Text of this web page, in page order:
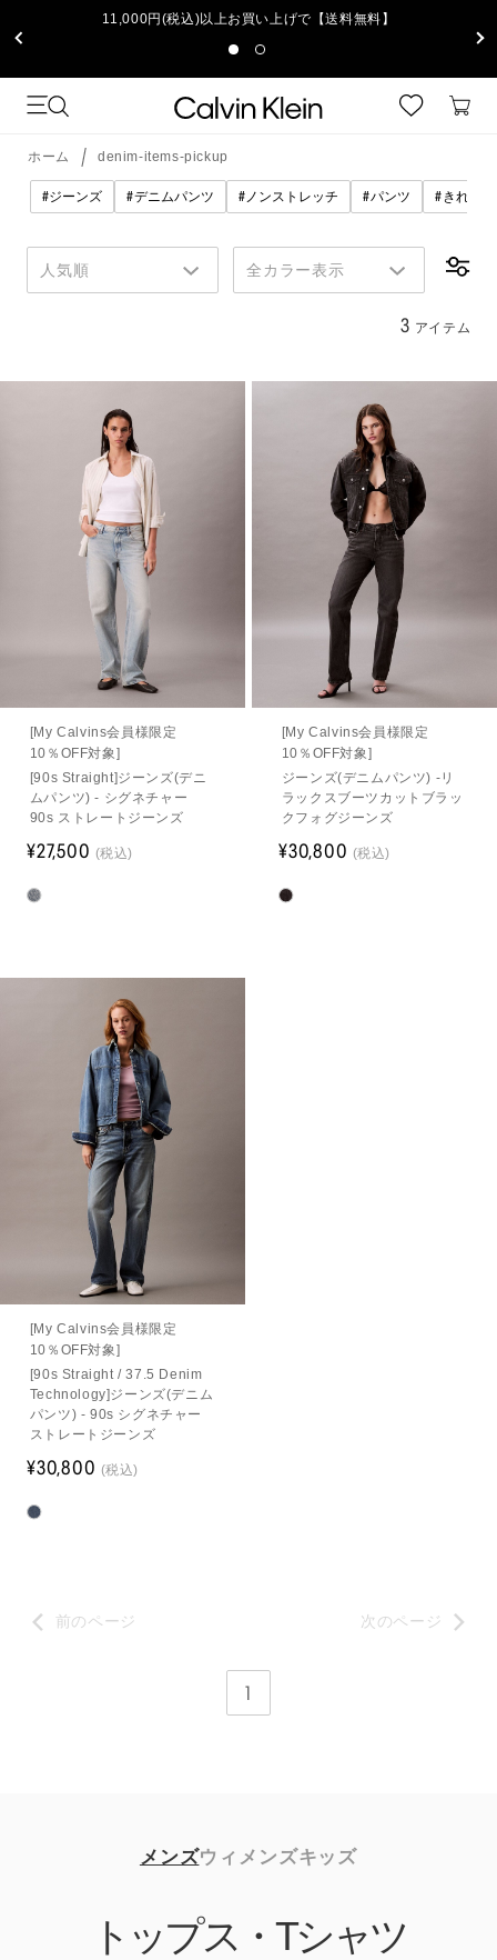
11,000円(税込)以上お買い上げで【送料無料】
ホーム denim-items-pickup
#ジーンズ #デニムパンツ # ノンストレッチ #パンツ # きれい
人気順 全カラー表示
3 アイテム
[My Calvins会員様限定
10％OFF対象]
[90s Straight]ジーンズ(デニ
ムパンツ) - シグネチャー
90s ストレートジーンズ
¥27,500 (税込)
[My Calvins会員様限定
10％OFF対象]
ジーンズ(デニムパンツ) -リ
ラックスブーツカットブラッ
クフォグジーンズ
¥30,800 (税込)
[My Calvins会員様限定
10％OFF対象]
[90s Straight / 37.5 Denim
Technology]ジーンズ(デニム
パンツ) - 90s シグネチャー
ストレートジーンズ
¥30,800 (税込)
前のページ
1
次のページ
メンズ
トップス・Tシャツ
ウィメンズキッズ